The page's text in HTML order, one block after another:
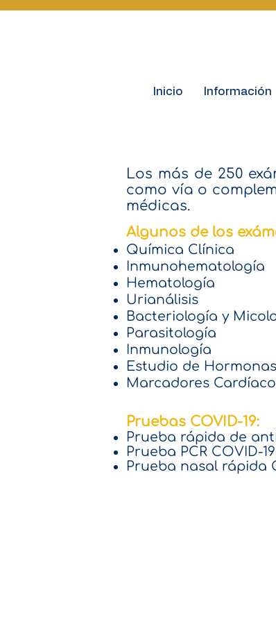
Inicio Información
Los más de 250
como vía o
médicas.
Algunos de los
Química Clínica
Inmunohematología
Hematología
Urianálisis
Bacteriología y
Parasitología
Inmunología
Estudio de Hormonas
Marcadores
Pruebas COVID-19:
Prueba rápida de
Prueba PCR COVID-19
Prueba nasal rápida